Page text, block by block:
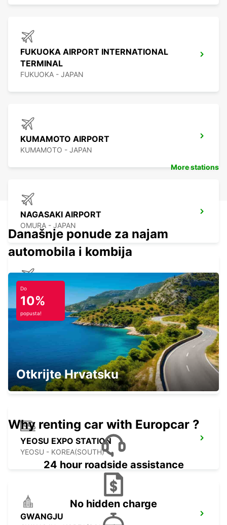
FUKUOKA AIRPORT INTERNATIONAL
TERMINAL
FUKUOKA - JAPAN
KUMAMOTO AIRPORT
KUMAMOTO - JAPAN
NAGASAKI AIRPORT
OMURA - JAPAN
KANSAI INTERNATIONAL AIRPORT
IZUMISANO - JAPAN
KAGOSHIMA AIRPORT
KIRISHIMA - JAPAN
YEOSU EXPO STATION
YEOSU - KOREA(SOUTH)
GWANGJU
More stations
Današnje ponude za najam
automobila i kombija
Do
10%
popusta!
Otkrijte Hrvatsku
Why renting car with Europcar ?
24 hour roadside assistance
No hidden charge